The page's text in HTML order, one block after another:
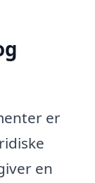
er
en